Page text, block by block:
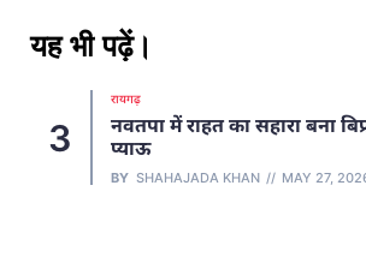
यह भी पढ़ें।
3
रायगढ़
नवतपा में राहत का सहारा बना
प्याऊ
BY SHAHAJADA KHAN MAY 27,